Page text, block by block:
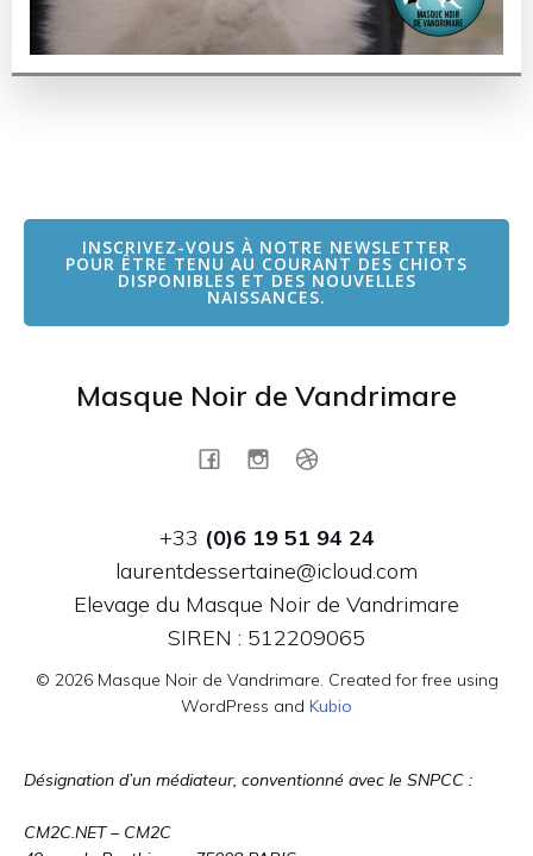
INSCRIVEZ-VOUS À NOTRE NEWSLETTER
POUR ÊTRE TENU AU COURANT DES CHIOTS
DISPONIBLES ET DES NOUVELLES
NAISSANCES.
Masque Noir de Vandrimare
+33 (0)6 19 51 94 24
laurentdessertaine@icloud.com
Elevage du Masque Noir de Vandrimare
SIREN : 512209065
© 2026 Masque Noir de Vandrimare. Created for free using
WordPress and Kubio
Désignation d’un médiateur, conventionné avec le SNPCC :
CM2C.NET – CM2C